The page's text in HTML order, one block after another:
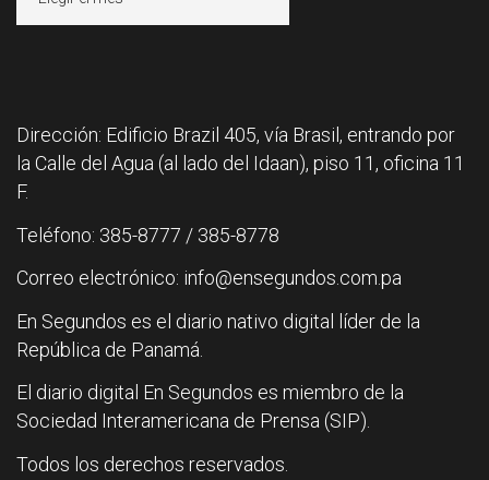
Dirección: Edificio Brazil 405, vía Brasil, entrando por
la Calle del Agua (al lado del Idaan), piso 11, oficina 11
F.
Teléfono: 385-8777 / 385-8778
Correo electrónico: info@ensegundos.com.pa
En Segundos es el diario nativo digital líder de la
República de Panamá.
El diario digital En Segundos es miembro de la
Sociedad Interamericana de Prensa (SIP).
Todos los derechos reservados.